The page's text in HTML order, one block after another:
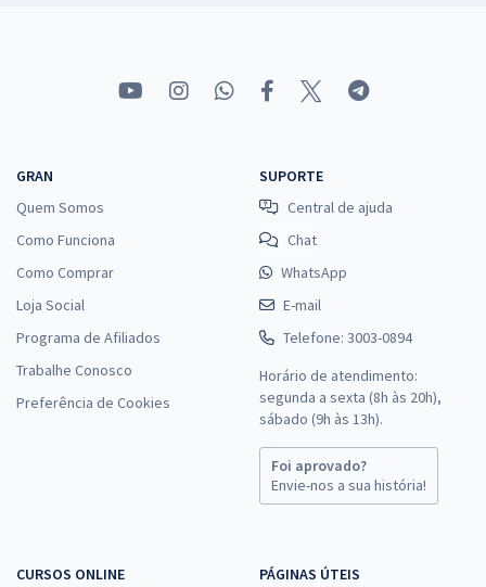
GRAN
Quem Somos
Como Funciona
Como Comprar
Loja Social
Programa de Afiliados
Trabalhe Conosco
Preferência de Cookies
SUPORTE
Central de ajuda
Chat
WhatsApp
E-mail
Telefone: 3003-0894
Horário de atendimento:
segunda a sexta (8h às 20h),
sábado (9h às 13h).
Foi aprovado?
Envie-nos a sua história!
CURSOS ONLINE PÁGINAS ÚTEIS